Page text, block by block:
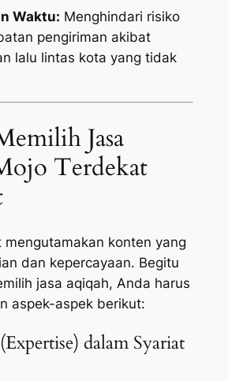
Waktu: Menghindari risiko
pengiriman akibat
lalu lintas kota yang tidak
Jasa
Terdekat
mengutamakan konten yang
dan kepercayaan. Begitu
jasa aqiqah, Anda harus
aspek-aspek berikut:
dalam Syariat